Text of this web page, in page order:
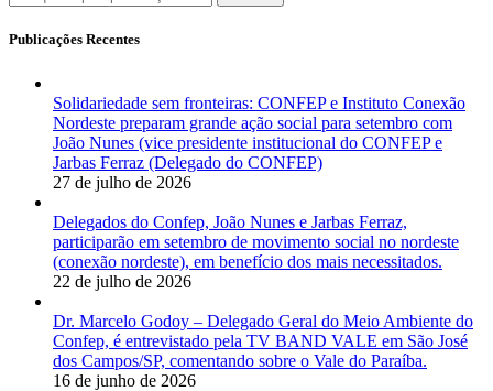
Publicações Recentes
Solidariedade sem fronteiras: CONFEP e Instituto Conexão
Nordeste preparam grande ação social para setembro com
João Nunes (vice presidente institucional do CONFEP e
Jarbas Ferraz (Delegado do CONFEP)
27 de julho de 2026
Delegados do Confep, João Nunes e Jarbas Ferraz,
participarão em setembro de movimento social no nordeste
(conexão nordeste), em benefício dos mais necessitados.
22 de julho de 2026
Dr. Marcelo Godoy – Delegado Geral do Meio Ambiente do
Confep, é entrevistado pela TV BAND VALE em São José
dos Campos/SP, comentando sobre o Vale do Paraíba.
16 de junho de 2026